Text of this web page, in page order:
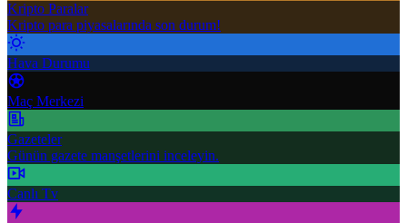
Kripto Paralar
Kripto para piyasalarında son durum!
Hava Durumu
Maç Merkezi
Gazeteler
Günün gazete manşetlerini inceleyin.
Canlı Tv